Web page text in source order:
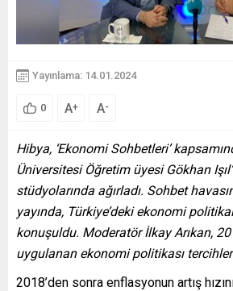
Yayınlama: 14.01.2024
0 A+ A-
Hibya, ‘Ekonomi Sohbetleri’
Üniversitesi Öğretim üyesi Gökhan
stüdyolarında ağırladı. Sohbet
yayında, Türkiye’deki ekonomi
konuşuldu. Moderatör İlkay Arıkan,
uygulanan ekonomi politikası
2018’den sonra enflasyonun artış